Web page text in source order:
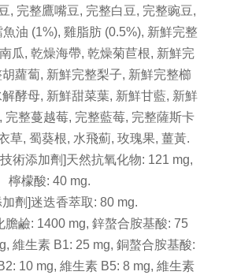
, 完整鷹嘴豆, 完整白豆, 完整豌豆,
油 (1%), 雞脂肪 (0.5%), 新鮮完整
瓜, 乾燥海帶, 乾燥菊苣根, 新鮮完
蘿蔔, 新鮮完整梨子, 新鮮完整櫛
酵母, 新鮮甜菜葉, 新鮮甘藍, 新鮮
完整蔓越莓, 完整藍莓, 完整薩斯卡
草, 蜀葵根, 水飛薊, 玫瑰果, 薑黃.
術添加劑]天然抗氧化物: 121 mg,
檸檬酸: 40 mg.
加劑]迷迭香萃取: 80 mg.
膽鹼: 1400 mg, 鋅螯合胺基酸: 75
維生素 B1: 25 mg, 銅螯合胺基酸:
10 mg, 維生素 B5: 8 mg, 維生素